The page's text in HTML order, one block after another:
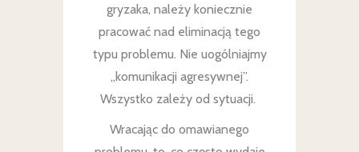
gryzaka, należy koniecznie
pracować nad eliminacją tego
typu problemu. Nie uogólniajmy
„komunikacji agresywnej”.
Wszystko zależy od sytuacji.
Wracając do omawianego